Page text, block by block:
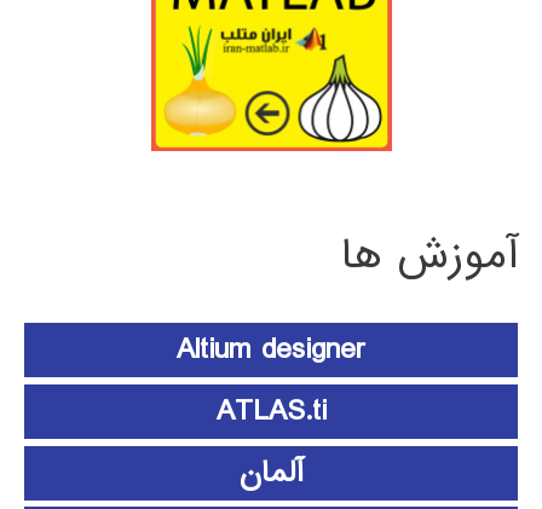
آموزش ها
Altium designer
ATLAS.ti
آلمان